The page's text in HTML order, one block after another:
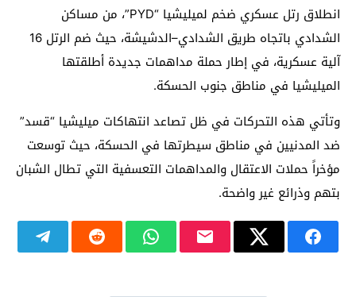
انطلاق رتل عسكري ضخم لميليشيا “PYD”، من مساكن
الشدادي باتجاه طريق الشدادي–الدشيشة، حيث ضم الرتل 16
آلية عسكرية، في إطار حملة مداهمات جديدة أطلقتها
الميليشيا في مناطق جنوب الحسكة.
وتأتي هذه التحركات في ظل تصاعد انتهاكات ميليشيا “قسد”
ضد المدنيين في مناطق سيطرتها في الحسكة، حيث توسعت
مؤخراً حملات الاعتقال والمداهمات التعسفية التي تطال الشبان
بتهم وذرائع غير واضحة.